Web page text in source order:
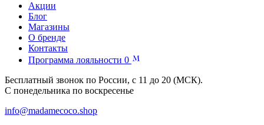
Акции
Блог
Магазины
О бренде
Контакты
Программа лояльности 0
Бесплатный звонок по России, с 11 до 20 (МСК).
С понедельника по воскресенье
info@madamecoco.shop